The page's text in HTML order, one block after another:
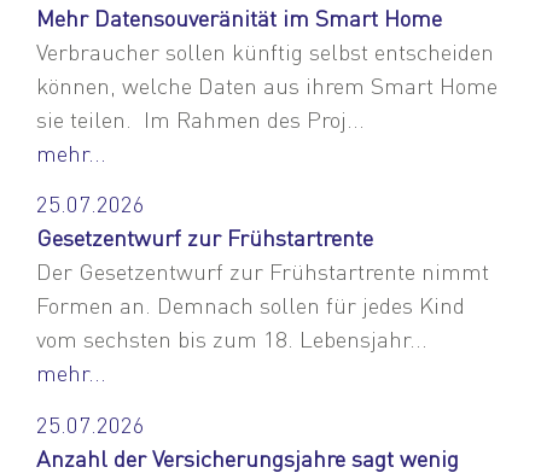
Mehr Datensouveränität im Smart Home
Verbraucher sollen künftig selbst entscheiden
können, welche Daten aus ihrem Smart Home
sie teilen. Im Rahmen des Proj...
mehr...
25.07.2026
Gesetzentwurf zur Frühstartrente
Der Gesetzentwurf zur Frühstartrente nimmt
Formen an. Demnach sollen für jedes Kind
vom sechsten bis zum 18. Lebensjahr...
mehr...
25.07.2026
Anzahl der Versicherungsjahre sagt wenig